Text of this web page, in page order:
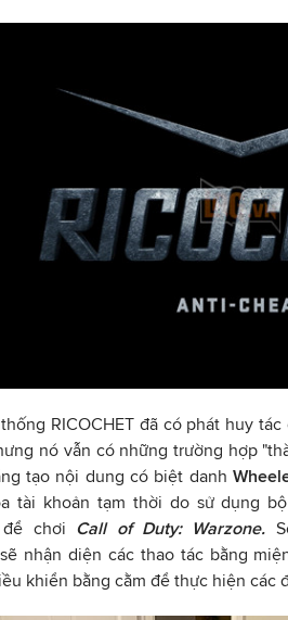
RICOCHET đã có phát huy
nó vẫn có những trường hợp
tạo nội dung có biệt danh
tài khoản tạm thời do sử dụng
để chơi Call of Duty: Warzone.
nhận diện các thao tác bằng
khiển bằng cằm để thực hiện các